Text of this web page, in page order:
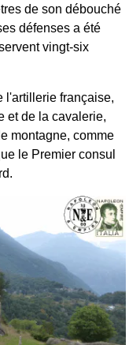
de son débouché
défenses a été
vingt-six
l'artillerie française,
et de la cavalerie,
montagne, comme
le Premier consul